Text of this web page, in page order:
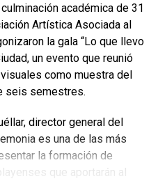
académica de 31
Artística Asociada al
la gala “Lo que llevo
un evento que reunió
como muestra del
seis semestres.
director general del
es una de las más
la formación de
que aportarán al